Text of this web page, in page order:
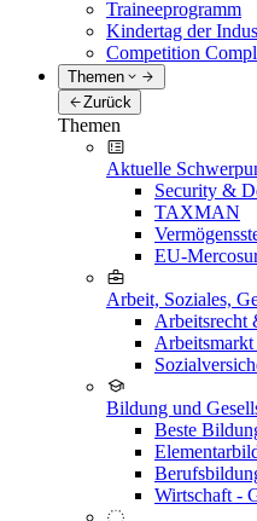
Traineeprogramm
Kindertag der
Competition
Themen
Zurück
Themen
Aktuelle
Security &
TAXMAN
EU-
Arbeit, Soziales,
Arbeitsrecht
Bildung und
Beste
Wirtschaft -